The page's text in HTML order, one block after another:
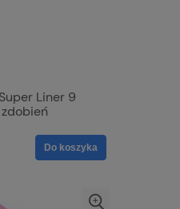
Liner 9
Do koszyka